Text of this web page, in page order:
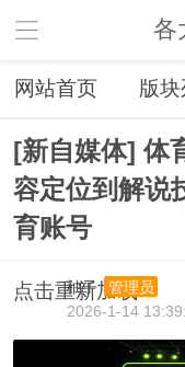
各
网站首页 版
[新自媒体] 体
容定位到解说
育账号
点击重新加载
柚子
管理员
2026-1-14